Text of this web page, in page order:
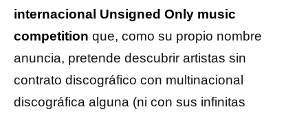
internacional Unsigned Only music
competition que, como su propio nombre
anuncia, pretende descubrir artistas sin
contrato discográfico con multinacional
discográfica alguna (ni con sus infinitas